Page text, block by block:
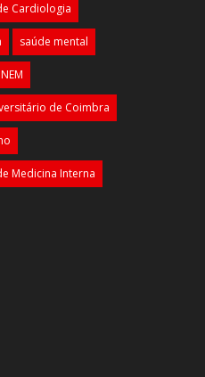
Cardiologia
saúde mental
de Coimbra
Medicina Interna